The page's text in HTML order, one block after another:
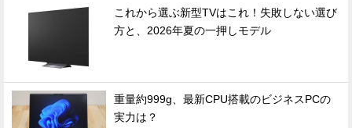
これから選ぶ新型TVはこれ！失敗しない選び
方と、2026年夏の一押しモデル
重量約999g、最新CPU搭載のビジネスPCの
実力は？